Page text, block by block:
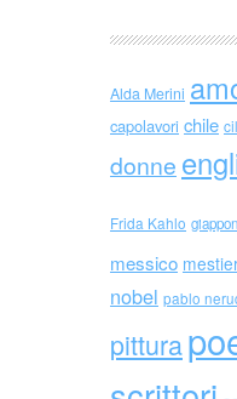
Alda Merini
capolavori chile
donne
Frida Kahlo
messico
nobel pablo
pittura